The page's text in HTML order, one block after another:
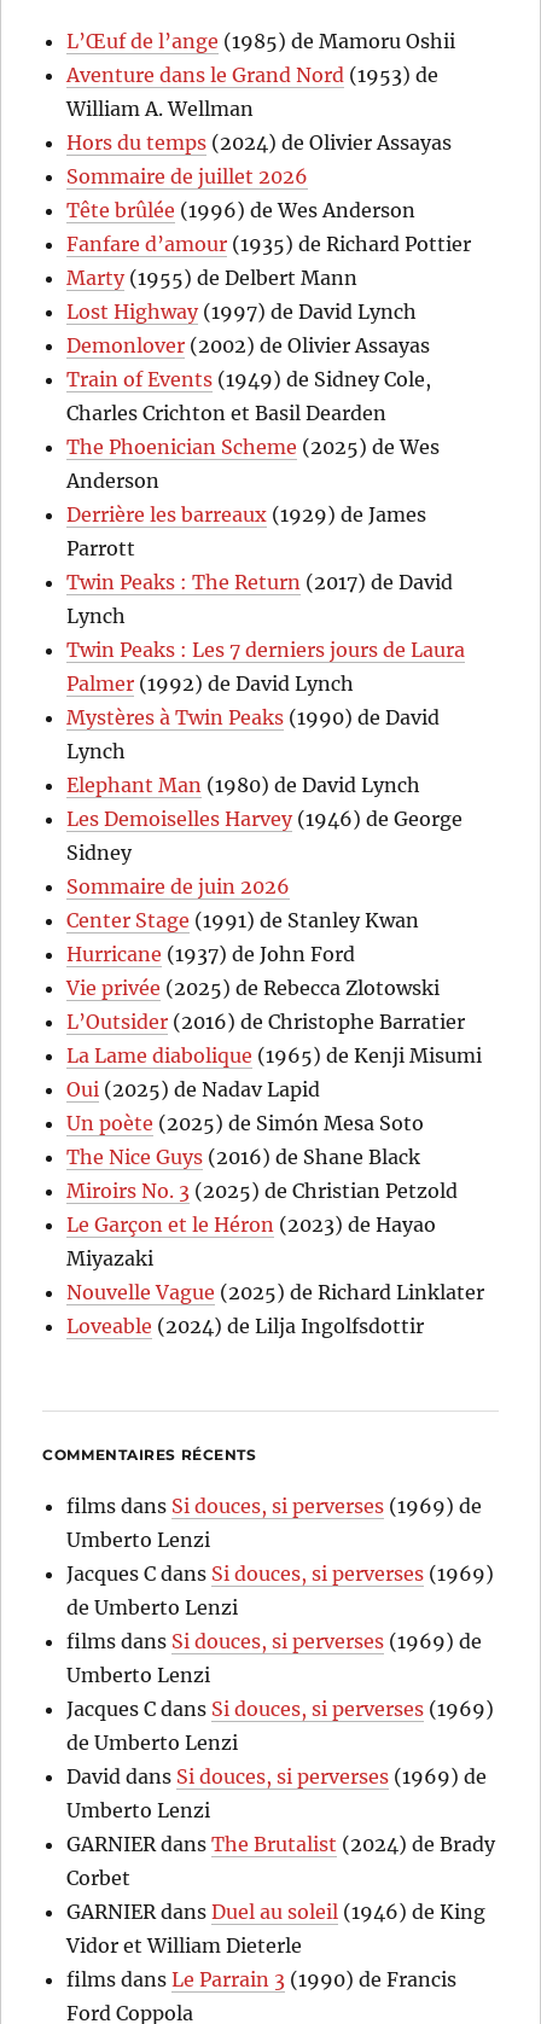
L’Œuf de l’ange (1985) de Mamoru Oshii
Aventure dans le Grand Nord (1953) de
William A. Wellman
Hors du temps (2024) de Olivier Assayas
Sommaire de juillet 2026
Tête brûlée (1996) de Wes Anderson
Fanfare d’amour (1935) de Richard Pottier
Marty(1955) de Delbert Mann
Lost Highway(1997) de David Lynch
Demonlover (2002) de Olivier Assayas
Train of Events (1949) de Sidney Cole,
Charles Crichton et Basil Dearden
The Phoenician Scheme (2025) de Wes
Anderson
Derrière les barreaux (1929) de James
Parrott
Twin Peaks : The Return (2017) de David
Lynch
Twin Peaks : Les 7 derniers jours de Laura
Palmer (1992) de David Lynch
Mystères à Twin Peaks (1990) de David
Lynch
Elephant Man (1980) de David Lynch
Les Demoiselles Harvey(1946) de George
Sidney
Sommaire de juin 2026
Center Stage (1991) de Stanley Kwan
Hurricane (1937) de John Ford
Vie privée (2025) de Rebecca Zlotowski
L’Outsider (2016) de Christophe Barratier
La Lame diabolique (1965) de Kenji Misumi
Oui (2025) de Nadav Lapid
Un poète (2025) de Simón Mesa Soto
The Nice Guys (2016) de Shane Black
Miroirs No. 3 (2025) de Christian Petzold
Le Garçon et le Héron (2023) de Hayao
Miyazaki
Nouvelle Vague (2025) de Richard Linklater
Loveable (2024) de Lilja Ingolfsdottir
COMMENTAIRES RÉCENTS
films dans Si douces, si perverses (1969) de
Umberto Lenzi
Jacques C dans Si douces, si perverses (1969)
de Umberto Lenzi
films dans Si douces, si perverses (1969) de
Umberto Lenzi
Jacques C dans Si douces, si perverses (1969)
de Umberto Lenzi
David dans Si douces, si perverses (1969) de
Umberto Lenzi
GARNIER dansThe Brutalist (2024) de Brady
Corbet
GARNIER dansDuel au soleil (1946) de King
Vidor et William Dieterle
films dansLe Parrain 3 (1990) de Francis
Ford Coppola